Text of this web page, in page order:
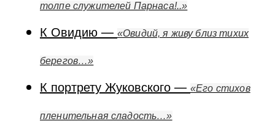
толпе служителей Парнаса!..»
К Овидию — «Овидий, я живу близ тихих
берегов…»
К портрету Жуковского — «Его стихов
пленительная сладость…»